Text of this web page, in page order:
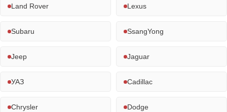
Land Rover Lexus
Subaru SsangYong
Jeep Jaguar
УАЗ Cadillac
Chrysler Dodge